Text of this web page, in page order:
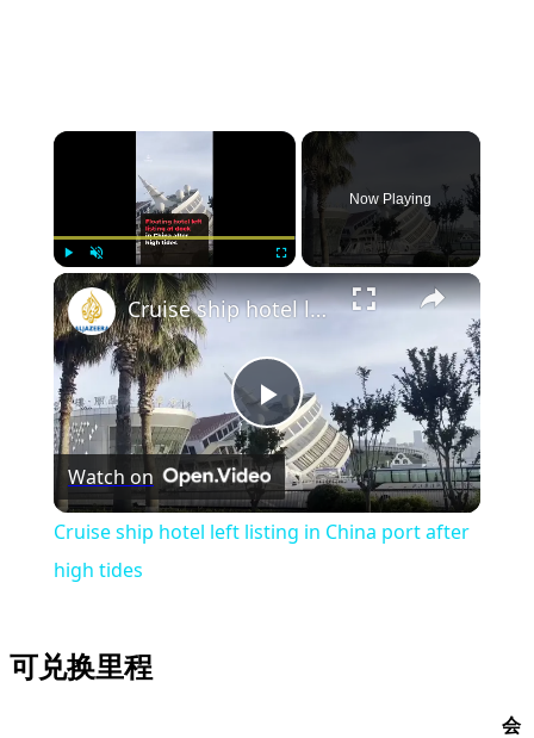
Unmute
Now Playing
Play
Video
Cruise ship hotel left listing in China port after high tides
Watch on
Cruise ship hotel left listing in China port after
high tides
可兑换里程
会